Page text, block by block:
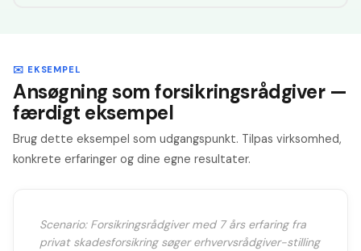
✉️ EKSEMPEL
Ansøgning som forsikringsrådgiver —
færdigt eksempel
Brug dette eksempel som udgangspunkt. Tilpas virksomhed,
konkrete erfaringer og dine egne resultater.
Scenario: Forsikringsrådgiver med 7 års erfaring fra
privat skadesforsikring søger erhvervsrådgiver-stilling